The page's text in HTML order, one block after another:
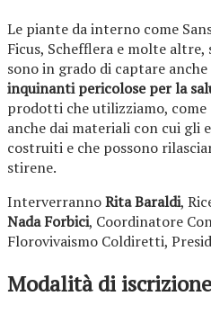
Le piante da interno come
Ficus, Schefflera e molte
sono in grado di captare
inquinanti pericolose per la
prodotti che utilizziamo, come
anche dai materiali con cui gli
costruiti e che possono
stirene.
InterverrannoRita Baraldi,
Nada Forbici, Coordinatore
Florovivaismo Coldiretti,
Modalità di